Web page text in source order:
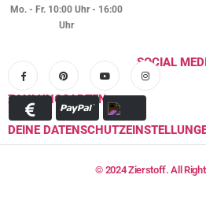
Mo. - Fr. 10:00 Uhr - 16:00
Uhr
SOCIAL
ZAHLUNGSARTEN
DEINE
© 2024 Zierstoff. All